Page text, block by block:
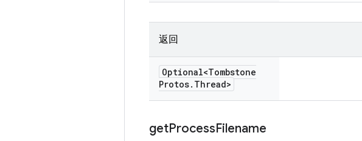
返回
Optional<Tombstone
Protos. Thread>
getProcessFilename